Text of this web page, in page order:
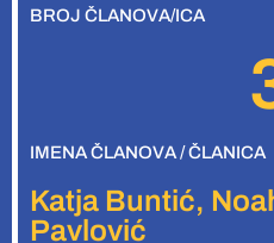
BROJ ČLANOVA/ICA
IMENA ČLANOVA / ČLANICA
Katja Buntić,
Pavlović